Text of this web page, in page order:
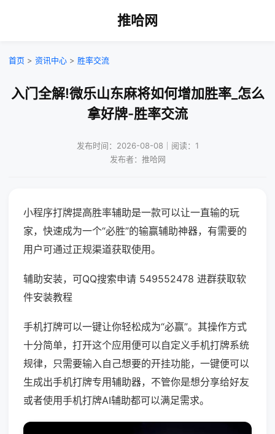
推哈网
首页 > 资讯中心 > 胜率交流
入门全解!微乐山东麻将如何增加胜率_怎么
拿好牌-胜率交流
发布时间：2026-08-08｜阅读：1
发布者：推哈网
小程序打牌提高胜率辅助是一款可以让一直输的玩
家，快速成为一个“必胜”的输赢辅助神器，有需要的
用户可通过正规渠道获取使用。
辅助安装，可QQ搜索申请 549552478 进群获取软
件安装教程
手机打牌可以一键让你轻松成为“必赢”。其操作方式
十分简单，打开这个应用便可以自定义手机打牌系统
规律，只需要输入自己想要的开挂功能，一键便可以
生成出手机打牌专用辅助器，不管你是想分享给好友
或者使用手机打牌AI辅助都可以满足需求。